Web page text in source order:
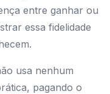
entre ganhar ou
essa fidelidade
usa nenhum
pagando o